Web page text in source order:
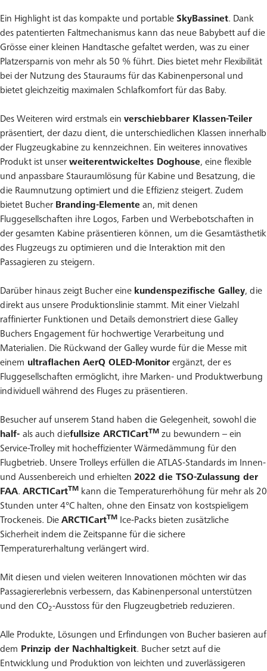
Ein Highlight ist das kompakte und portable SkyBassinet. Dank
des patentierten Faltmechanismus kann das neue Babybett auf die
Grösse einer kleinen Handtasche gefaltet werden, was zu einer
Platzersparnis von mehr als 50 % führt. Dies bietet mehr Flexibilität
bei der Nutzung des Stauraums für das Kabinenpersonal und
bietet gleichzeitig maximalen Schlafkomfort für das Baby.
Des Weiteren wird erstmals ein verschiebbarer Klassen-Teiler
präsentiert, der dazu dient, die unterschiedlichen Klassen innerhalb
der Flugzeugkabine zu kennzeichnen. Ein weiteres innovatives
Produkt ist unser weiterentwickeltes Doghouse, eine flexible
und anpassbare Stauraumlösung für Kabine und Besatzung, die
die Raumnutzung optimiert und die Effizienz steigert. Zudem
bietet Bucher Branding-Elemente an, mit denen
Fluggesellschaften ihre Logos, Farben und Werbebotschaften in
der gesamten Kabine präsentieren können, um die Gesamtästhetik
des Flugzeugs zu optimieren und die Interaktion mit den
Passagieren zu steigern.
Darüber hinaus zeigt Bucher eine kundenspezifische Galley, die
direkt aus unsere Produktionslinie stammt. Mit einer Vielzahl
raffinierter Funktionen und Details demonstriert diese Galley
Buchers Engagement für hochwertige Verarbeitung und
Materialien. Die Rückwand der Galley wurde für die Messe mit
einem ultraflachen AerQ OLED-Monitor ergänzt, der es
Fluggesellschaften ermöglicht, ihre Marken- und Produktwerbung
individuell während des Fluges zu präsentieren.
Besucher auf unserem Stand haben die Gelegenheit, sowohl die
half- als auch diefullsize ARCTICartTM zu bewundern – ein
Service-Trolley mit hocheffizienter Wärmedämmung für den
Flugbetrieb. Unsere Trolleys erfüllen die ATLAS-Standards im Innen-
und Aussenbereich und erhielten 2022 die TSO-Zulassung der
FAA. ARCTICartTM
kann die Temperaturerhöhung für mehr als 20
Stunden unter 4°C halten, ohne den Einsatz von kostspieligem
Trockeneis. Die ARCTICartTM
Ice-Packs bieten zusätzliche
Sicherheit indem die Zeitspanne für die sichere
Temperaturerhaltung verlängert wird.
Mit diesen und vielen weiteren Innovationen möchten wir das
Passagiererlebnis verbessern, das Kabinenpersonal unterstützen
und den CO2-Ausstoss für den Flugzeugbetrieb reduzieren.
Alle Produkte, Lösungen und Erfindungen von Bucher basieren auf
dem Prinzip der Nachhaltigkeit. Bucher setzt auf die
Entwicklung und Produktion von leichten und zuverlässigeren